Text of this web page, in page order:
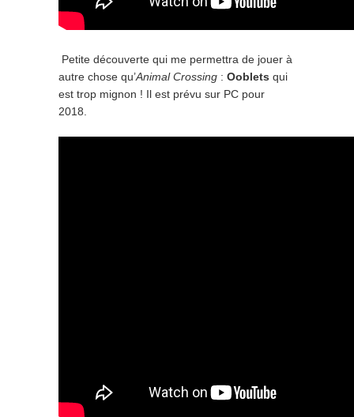
Petite découverte qui me permettra de jouer à
autre chose qu’Animal Crossing : Ooblets qui
est trop mignon ! Il est prévu sur PC pour
2018.